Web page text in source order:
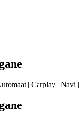
| Carplay | Navi |